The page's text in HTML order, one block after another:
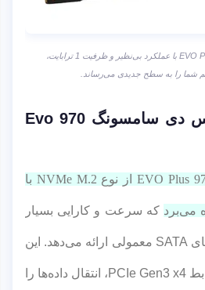
حافظه SSD سامسونگ 970 EVO Plus با عملکرد بی‌نظیر و ظرفیت 1 ترابایت،
شما را به سطح جدیدی می‌رساند.
نوع حافظه اس اس دی سامسونگ 970 Evo
حافظه SSD سامسونگ 970 EVO Plus از نوع NVMe M.2 با
که سرعت و کارایی بسیار
بالایی را نسبت به حافظه‌های SATA معمولی ارائه می‌دهد. این
نوع حافظه با استفاده از رابط PCIe Gen3 x4، انتقال داده‌ها را